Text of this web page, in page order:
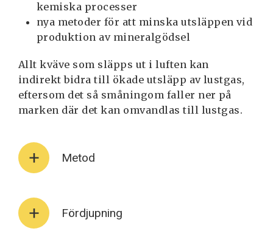
kemiska processer
nya metoder för att minska utsläppen vid
produktion av mineralgödsel
Allt kväve som släpps ut i luften kan
indirekt bidra till ökade utsläpp av lustgas,
eftersom det så småningom faller ner på
marken där det kan omvandlas till lustgas.
Metod
Fördjupning